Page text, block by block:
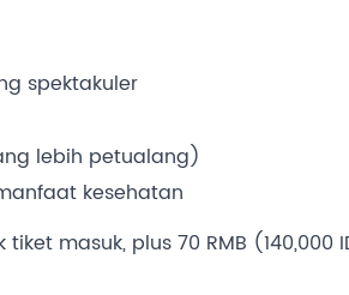
spektakuler
lebih petualang)
kesehatan
tiket masuk, plus 70 RMB